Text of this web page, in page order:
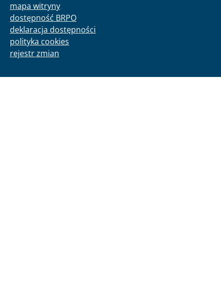
mapa witryny
dostępność BRPO
deklaracja dostępności
polityka cookies
rejestr zmian